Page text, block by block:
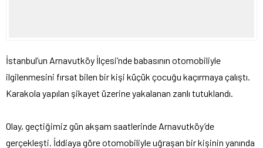
İstanbul’un Arnavutköy İlçesi’nde babasının otomobiliyle
ilgilenmesini fırsat bilen bir kişi küçük çocuğu kaçırmaya çalıştı.
Karakola yapılan şikayet üzerine yakalanan zanlı tutuklandı.
Olay, geçtiğimiz gün akşam saatlerinde Arnavutköy’de
gerçekleşti. İddiaya göre otomobiliyle uğraşan bir kişinin yanında